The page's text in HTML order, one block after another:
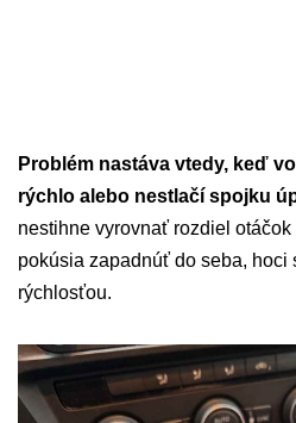
Problém nastáva vtedy, keď
rýchlo alebo nestlačí spojku
nestihne vyrovnať rozdiel
pokúsia zapadnúť do seba, hoci
rýchlosťou.